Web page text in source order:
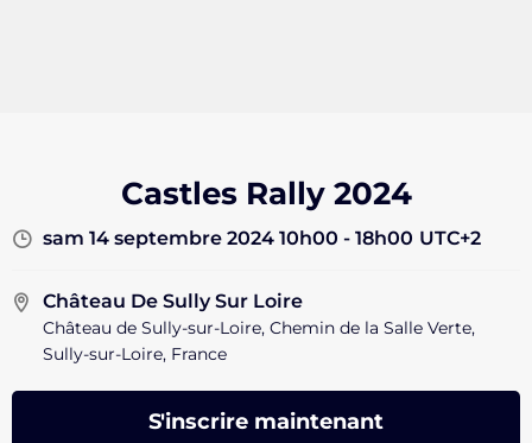
Castles Rally 2024
sam 14 septembre 2024 10h00 - 18h00 UTC+2
Château De Sully Sur Loire
Château de Sully-sur-Loire, Chemin de la Salle Verte,
Sully-sur-Loire, France
S'inscrire maintenant